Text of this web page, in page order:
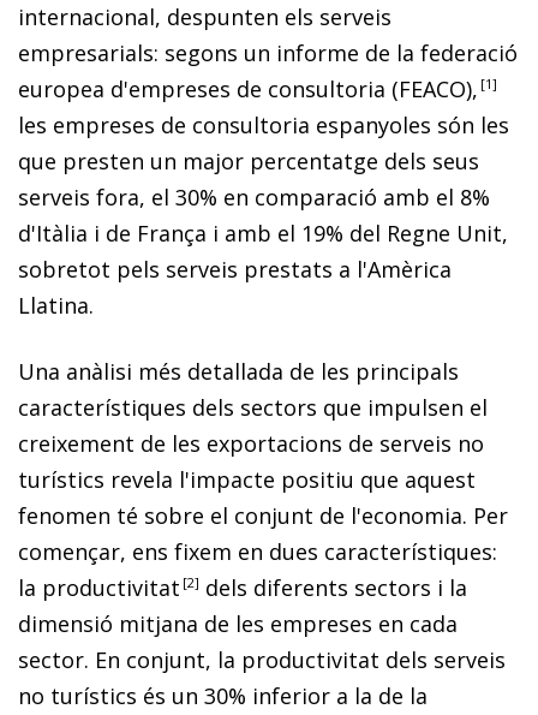
internacional, despunten els serveis
empresarials: segons un informe de la federació
europea d'empreses de consultoria (FEACO), 1
les empreses de consultoria espanyoles són les
que presten un major percentatge dels seus
serveis fora, el 30% en comparació amb el 8%
d'Itàlia i de França i amb el 19% del Regne Unit,
sobretot pels serveis prestats a l'Amèrica
Llatina.
Una anàlisi més detallada de les principals
característiques dels sectors que impulsen el
creixement de les exportacions de serveis no
turístics revela l'impacte positiu que aquest
fenomen té sobre el conjunt de l'economia. Per
començar, ens fixem en dues característiques:
la productivitat 2
dels diferents sectors i la
dimensió mitjana de les empreses en cada
sector. En conjunt, la productivitat dels serveis
no turístics és un 30% inferior a la de la